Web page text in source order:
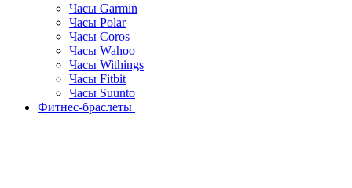
Часы Garmin
Часы Polar
Часы Coros
Часы Wahoo
Часы Withings
Часы Fitbit
Часы Suunto
Фитнес-браслеты